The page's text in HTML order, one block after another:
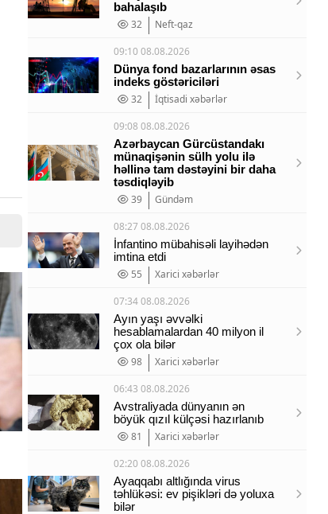
bahalaşıb
32
Neft-qaz
09:10 08.08.2026
Dünya fond bazarlarının əsas
indeks göstəriciləri
32
İqtisadi xəbərlər
09:08 08.08.2026
Azərbaycan Gürcüstandakı
münaqişənin sülh yolu ilə
həllinə tam dəstəyini bir daha
təsdiqləyib
39
Gündəm
08:27 08.08.2026
İnfantino mübahisəli layihədən
imtina etdi
55
Xarici xəbərlər
07:34 08.08.2026
Ayın yaşı əvvəlki
hesablamalardan 40 milyon il
çox ola bilər
98
Xarici xəbərlər
06:43 08.08.2026
Avstraliyada dünyanın ən
böyük qızıl külçəsi hazırlanıb
81
Xarici xəbərlər
02:20 08.08.2026
Ayaqqabı altlığında virus
təhlükəsi: ev pişikləri də yoluxa
bilər